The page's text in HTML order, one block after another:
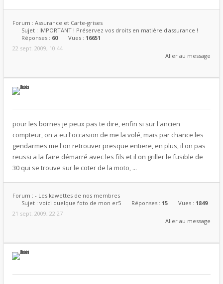
Forum : Assurance et Carte-grises
Sujet : IMPORTANT ! Préservez vos droits en matière d'assurance !
Réponses : 60 Vues : 16651
22 sept. 2009, 10:44
Aller au message
pour les bornes je peux pas te dire, enfin si sur l'ancien
compteur, on a eu l'occasion de me la volé, mais par chance les
gendarmes me l'on retrouver presque entiere, en plus, il on pas
reussi a la faire démarré avec les fils et il on griller le fusible de
30 qui se trouve sur le coter de la moto, ...
Forum : - Les kawettes de nos membres
Sujet : voici quelque foto de mon er5 Réponses : 15 Vues : 1849
21 sept. 2009, 22:27
Aller au message